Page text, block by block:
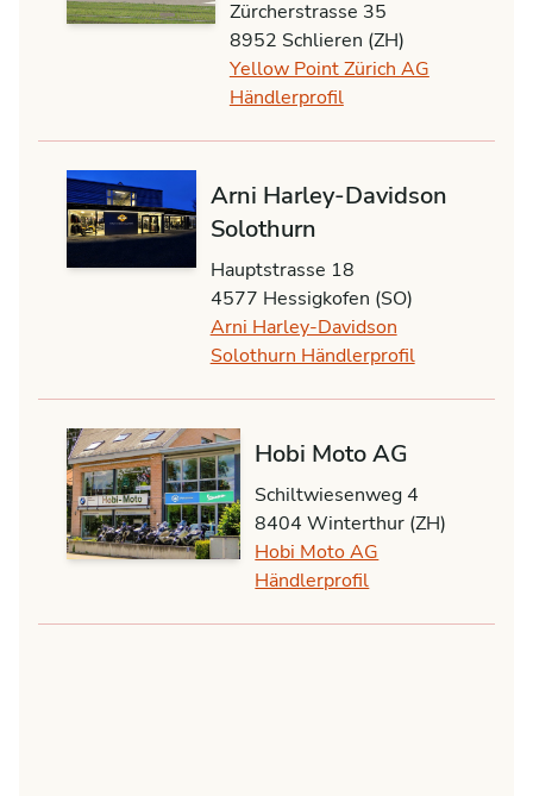
Zürcherstrasse 35
8952 Schlieren (ZH)
Yellow Point Zürich AG
Händlerprofil
Arni Harley-Davidson
Solothurn
Hauptstrasse 18
4577 Hessigkofen (SO)
Arni Harley-Davidson
Solothurn Händlerprofil
Hobi Moto AG
Schiltwiesenweg 4
8404 Winterthur (ZH)
Hobi Moto AG
Händlerprofil